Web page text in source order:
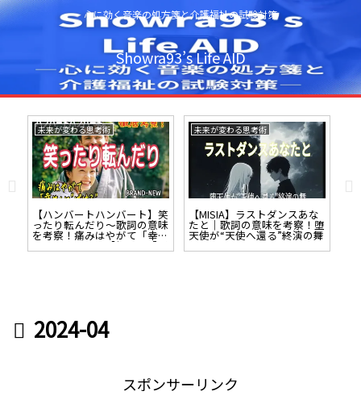
心に効く音楽の処方箋と介護福祉の試験対策
Showra93’s Life AID
未来が変わる思考術
【ハンバートハンバート】笑
ったり転んだり～歌詞の意味
を考察！痛みはやがて「幸
せ」に“ばける”【朝ドラ「ば
けばけ」主題歌】
未来が変わる思考術
【MISIA】ラストダンスあな
たと｜歌詞の意味を考察！堕
天使が“天使へ還る”終演の舞
2024-04
スポンサーリンク